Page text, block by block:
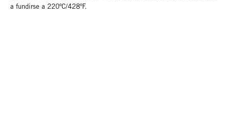
a fundirse a 220ºC/428ºF.